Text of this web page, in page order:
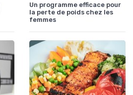
Un programme efficace pour
la perte de poids chez les
femmes